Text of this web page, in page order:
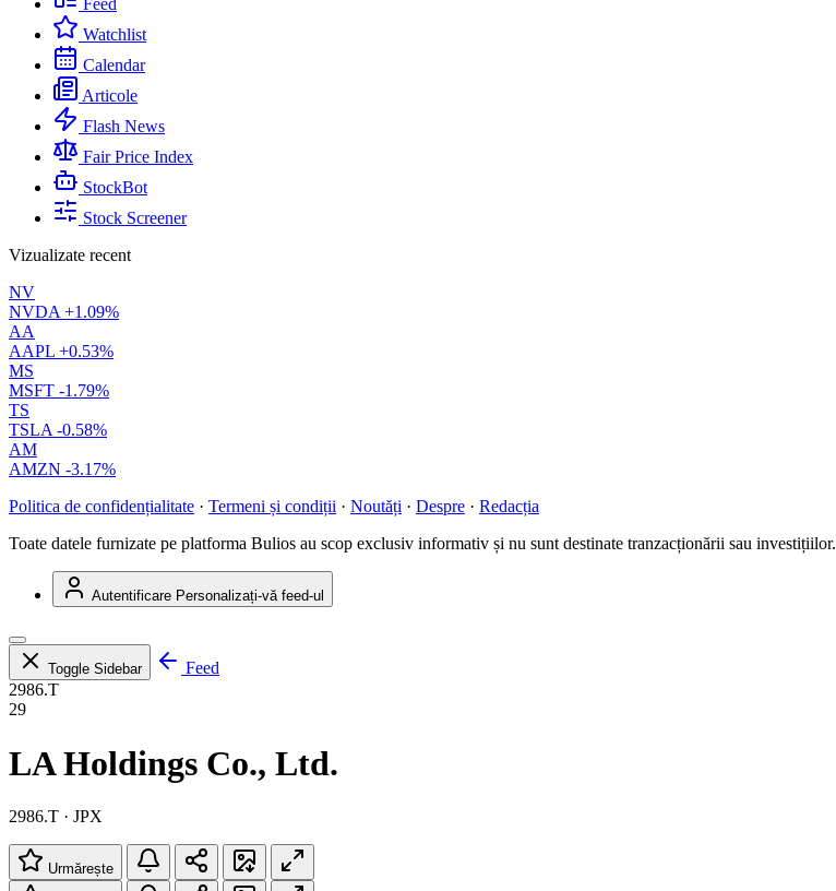
Feed
Watchlist
Calendar
Articole
Flash News
Fair Price Index
StockBot
Stock Screener
Vizualizate recent
NV
NVDA +1.09%
AA
AAPL +0.53%
MS
MSFT -1.79%
TS
TSLA -0.58%
AM
AMZN -3.17%
Politica de confidențialitate · Termeni și condiții · Noutăți · Despre · Redacția
Toate datele furnizate pe platforma Bulios au scop exclusiv informativ și nu sunt destinate tranzacționării sau investițiilor.
Autentificare Personalizați-vă feed-ul
Toggle Sidebar
Feed
2986.T
29
LA Holdings Co., Ltd.
2986.T · JPX
Urmărește